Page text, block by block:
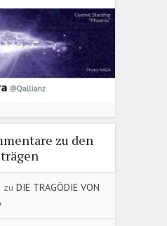
zu den
zu DIE TRAGÖDIE VON